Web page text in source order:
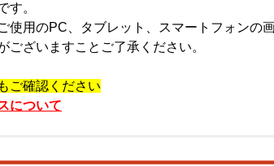
す。
使用のPC、タブレット、スマートフォンの
ございますことご了承ください。
ご確認ください
について